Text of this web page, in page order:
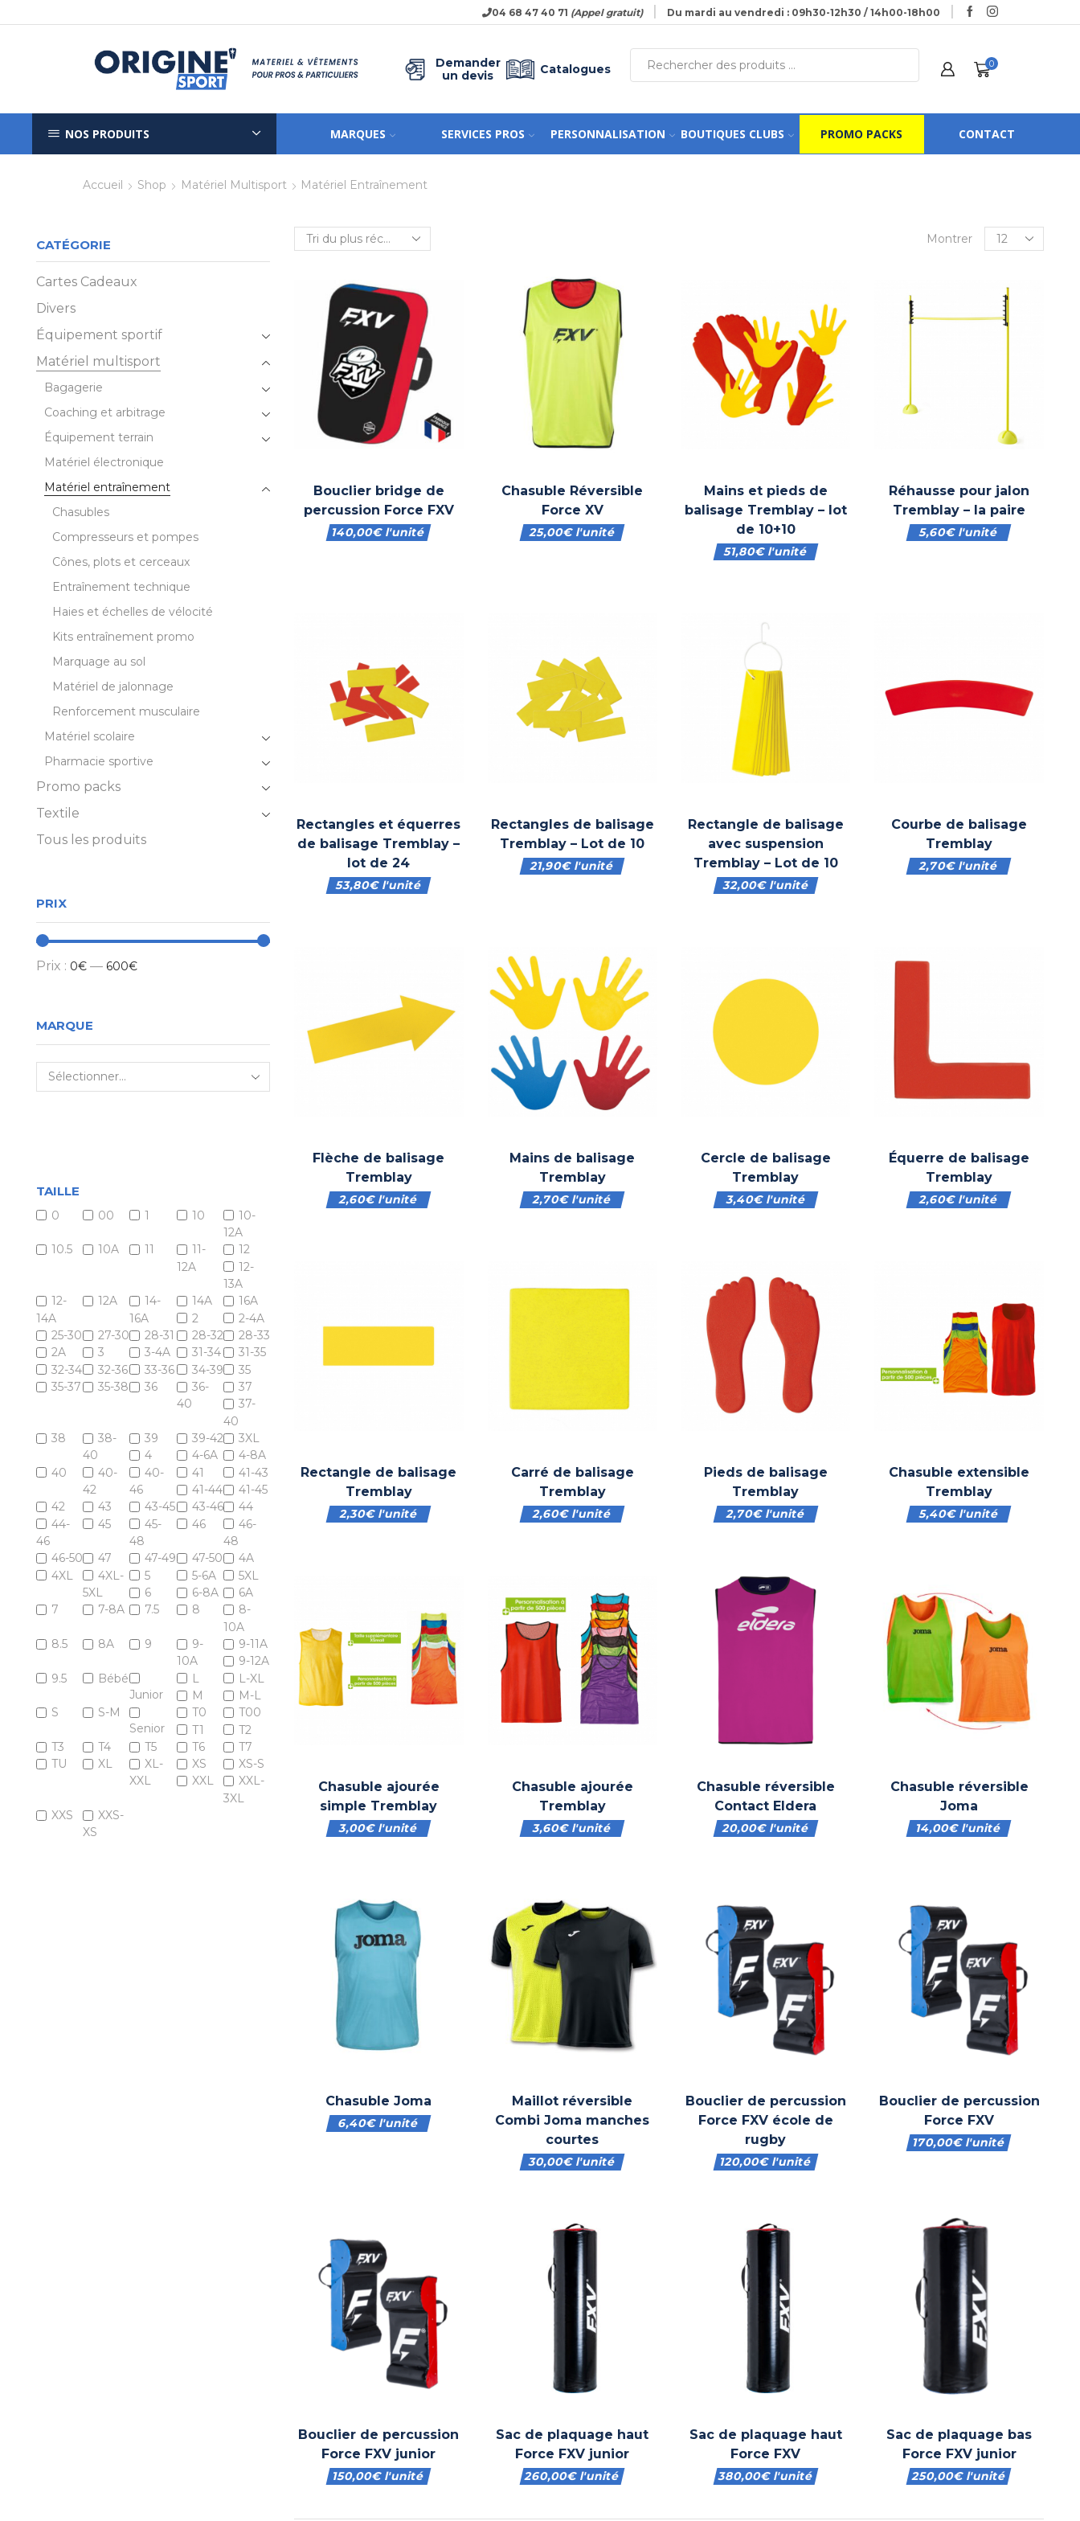
04 68 47 40 71 (Appel gratuit) Du mardi au vendredi : 09h30-12h30 / 14h00-18h00
Demander
un devis
Catalogues 0
NOS PRODUITS MARQUES SERVICES PROS PERSONNALISATION BOUTIQUES CLUBS PROMO PACKS CONTACT
Accueil Shop Matériel Multisport Matériel Entraînement
Montrer
Bouclier bridge de
percussion Force FXV
140,00€l'unité
Chasuble Réversible
Force XV
25,00€l'unité
Mains et pieds de
balisage Tremblay – lot
de 10+10
51,80€l'unité
Réhausse pour jalon
Tremblay – la paire
5,60€l'unité
Rectangles et équerres
de balisage Tremblay –
lot de 24
53,80€l'unité
Rectangles de balisage
Tremblay – Lot de 10
21,90€l'unité
Rectangle de balisage
avec suspension
Tremblay – Lot de 10
32,00€l'unité
Courbe de balisage
Tremblay
2,70€l'unité
Flèche de balisage
Tremblay
2,60€l'unité
Mains de balisage
Tremblay
2,70€l'unité
Cercle de balisage
Tremblay
3,40€l'unité
Équerre de balisage
Tremblay
2,60€l'unité
Rectangle de balisage
Tremblay
2,30€l'unité
Carré de balisage
Tremblay
2,60€l'unité
Pieds de balisage
Tremblay
2,70€l'unité
Chasuble extensible
Tremblay
5,40€l'unité
Chasuble ajourée
simple Tremblay
3,00€l'unité
Chasuble ajourée
Tremblay
3,60€l'unité
Chasuble réversible
Contact Eldera
20,00€l'unité
Chasuble réversible
Joma
14,00€l'unité
Chasuble Joma
6,40€l'unité
Maillot réversible
Combi Joma manches
courtes
30,00€l'unité
Bouclier de percussion
Force FXV école de
rugby
120,00€l'unité
Bouclier de percussion
Force FXV
170,00€l'unité
Bouclier de percussion
Force FXV junior
150,00€l'unité
Sac de plaquage haut
Force FXV junior
260,00€l'unité
Sac de plaquage haut
Force FXV
380,00€l'unité
Sac de plaquage bas
Force FXV junior
250,00€l'unité
CATÉGORIE
Cartes Cadeaux
Divers
Équipement sportif
Matériel multisport
Bagagerie
Coaching et arbitrage
Équipement terrain
Matériel électronique
Matériel entraînement
Chasubles
Compresseurs et pompes
Cônes, plots et cerceaux
Entraînement technique
Haies et échelles de vélocité
Kits entraînement promo
Marquage au sol
Matériel de jalonnage
Renforcement musculaire
Matériel scolaire
Pharmacie sportive
Promo packs
Textile
Tous les produits
PRIX
Prix : 0€ — 600€
MARQUE
TAILLE
0 00 1 10
10-
12A
10.5
10A 11
11-
12A
12
12-
13A
12-
14A
12A
14-
16A
14A
16A
2
2-4A
25-30
27-30 28-31 28-32
28-33
2A
3 3-4A 31-34
31-35
32-34
32-36 33-36 34-39
35
35-37
35-38 36
36-
40
37
37-
40
38
38-
40
39 39-42
3XL
4
4-6A
4-8A
40
40-
42
40-
46
41
41-43
41-44
41-45
42
43 43-45 43-46
44
44-
46
45
45-
48
46
46-
48
46-50
47 47-49 47-50
4A
4XL
4XL-
5XL
5 5-6A
5XL
6
6-8A
6A
7
7-8A 7.5 8
8-
10A
8.5
8A 9
9-
10A
9-11A
9-12A
9.5
Bébé
Junior
L
L-XL
M
M-L
S
S-M
Senior
T0
T00
T1
T2
T3
T4 T5 T6
T7
TU
XL
XL-
XXL
XS
XS-S
XXL
XXL-
3XL
XXS
XXS-
XS